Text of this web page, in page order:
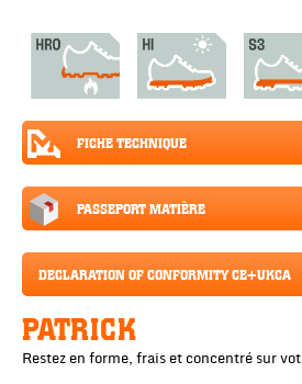
FICHE TECHNIQUE
PASSEPORT MATIÈRE
DECLARATION OF CONFORMITY CE+UKCA
PATRICK
Restez en forme, frais et concentré sur